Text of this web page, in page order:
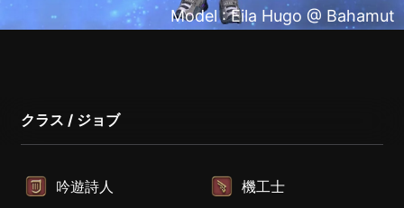
Model : Eila Hugo @ Bahamut
クラス / ジョブ
吟遊詩人 機工士